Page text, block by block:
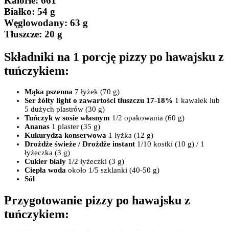
Białko: 54 g
Węglowodany: 63 g
Tłuszcze: 20 g
Składniki na 1 porcję pizzy po hawajsku z
tuńczykiem:
Mąka pszenna 7 łyżek (70 g)
Ser żółty light o zawartości tłuszczu 17-18% 1 kawałek lub
5 dużych plastrów (30 g)
Tuńczyk w sosie własnym 1/2 opakowania (60 g)
Ananas 1 plaster (35 g)
Kukurydza konserwowa 1 łyżka (12 g)
Drożdże świeże / Drożdże instant 1/10 kostki (10 g) / 1
łyżeczka (3 g)
Cukier biały 1/2 łyżeczki (3 g)
Ciepła woda około 1/5 szklanki (40-50 g)
Sól
Przygotowanie pizzy po hawajsku z
tuńczykiem: